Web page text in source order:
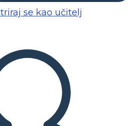
se kao učitelj